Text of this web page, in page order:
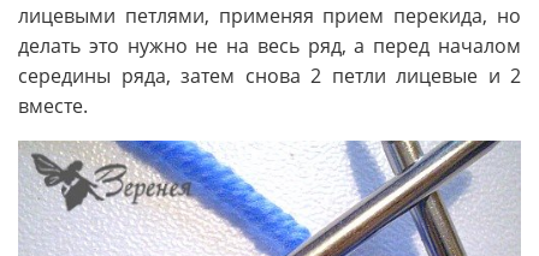
лицевыми петлями, применяя прием перекида, но
делать это нужно не на весь ряд, а перед началом
середины ряда, затем снова 2 петли лицевые и 2
вместе.